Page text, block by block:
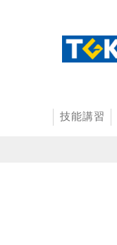
技能講習